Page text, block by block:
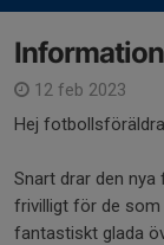
12 feb 2023
Hej
Snart drar den
frivilligt för de
fantastiskt glada